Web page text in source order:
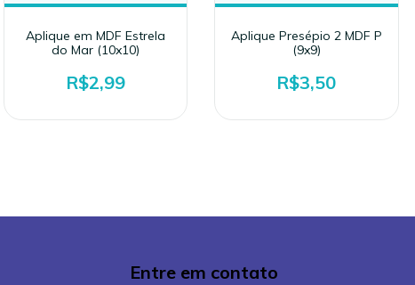
Aplique em MDF Estrela
do Mar (10x10)
R$2,99
Aplique Presépio 2 MDF P
(9x9)
R$3,50
Entre em contato